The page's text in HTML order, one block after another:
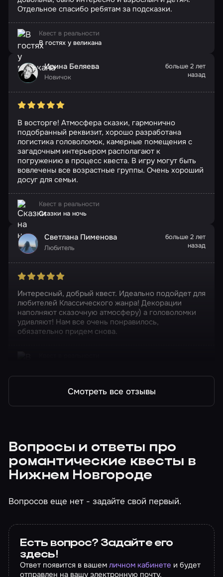
Отдельное спасибо ребятам за подсказки.
Квест в реальности
В гостях у великана
Ирина Беляева
Новичок
больше 2 лет
назад
В восторге! Атмосфера сказки, гармонично
подобранный реквизит, хорошо разработана
логистика головоломок, камерные помещения с
загадочным интерьером располагают к
погружению в процесс квеста. В игру могут быть
вовлечены все возрастные группы. Очень хороший
досуг для семьи.
Квест в реальности
Сказки на ночь
Светлана Пименова
Любитель
больше 2 лет
назад
Интересный, добрый квест. Идеально подойдет для
любителей Классического жанра! Декорации
наполняют сказочную атмосферу) а головоломки
удивляют! Нам все очень понравилось,
обязательно придем снова.
Смотреть все отзывы
Вопросы и ответы про
романтические квесты в
Нижнем Новгороде
Вопросов еще нет - задайте свой первый.
Есть вопрос? Задайте его
здесь!
Ответ появится в вашем личном кабинете и будет
отправлен на вашу электронную почту.